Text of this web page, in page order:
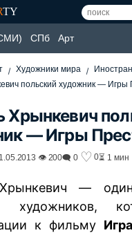
TY
СПб Арт
Художники мира
польский художник — Игры
Хрынкевич
— Игры
👁 200🗨 0 ♡ 0⏳ 1 мин
—
художников,
к фильму